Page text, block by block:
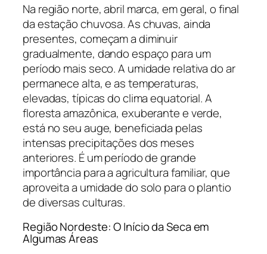
Na região norte, abril marca, em geral, o final
da estação chuvosa. As chuvas, ainda
presentes, começam a diminuir
gradualmente, dando espaço para um
período mais seco. A umidade relativa do ar
permanece alta, e as temperaturas,
elevadas, típicas do clima equatorial. A
floresta amazônica, exuberante e verde,
está no seu auge, beneficiada pelas
intensas precipitações dos meses
anteriores. É um período de grande
importância para a agricultura familiar, que
aproveita a umidade do solo para o plantio
de diversas culturas.
Região Nordeste: O Início da Seca em
Algumas Áreas